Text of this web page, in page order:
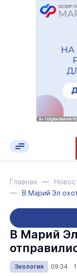
Главная
В Марий
Экология 09:34